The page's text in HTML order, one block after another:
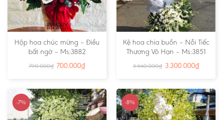
Hộp hoa chúc mừng – Điều
bất ngờ – Ms:3882
790.000₫ 700.000₫
Kệ hoa chia buồn – Nỗi Tiếc
Thương Vô Hạn – Ms:3851
3.540.000₫ 3.300.000₫
-7% -8%